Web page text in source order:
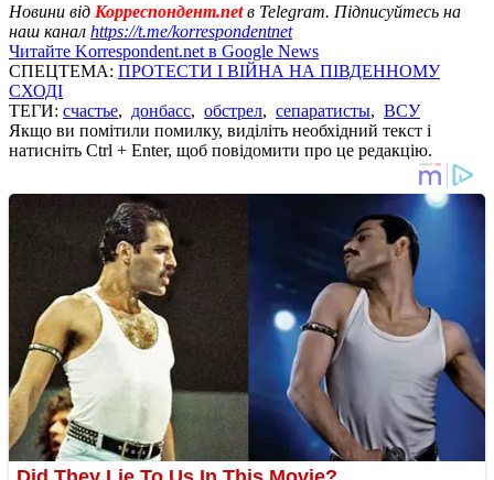
Новини від Корреспондент.netв Telegram. Підписуйтесь на
наш канал https://t.me/korrespondentnet
Читайте Korrespondent.net в Google News
СПЕЦТЕМА: ПРОТЕСТИ І ВІЙНА НА ПІВДЕННОМУ
СХОДІ
ТЕГИ: счастье, донбасс, обстрел, сепаратисты, ВСУ
Якщо ви помітили помилку, виділіть необхідний текст і
натисніть Ctrl + Enter, щоб повідомити про це редакцію.